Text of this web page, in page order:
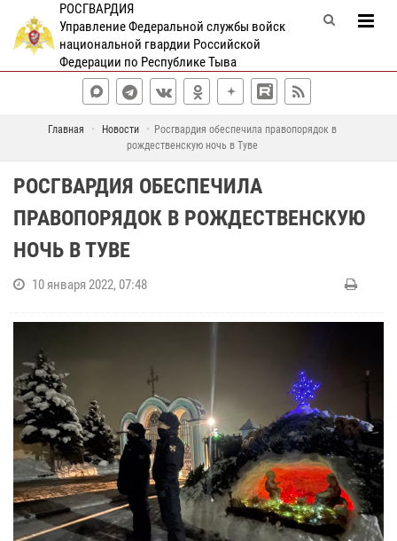
РОСГВАРДИЯ
Управление Федеральной службы войск
национальной гвардии Российской
Федерации по Республике Тыва
Главная Новости
Росгвардия обеспечила правопорядок в
рождественскую ночь в Туве
РОСГВАРДИЯ ОБЕСПЕЧИЛА
ПРАВОПОРЯДОК В РОЖДЕСТВЕНСКУЮ
НОЧЬ В ТУВЕ
10 января 2022, 07:48